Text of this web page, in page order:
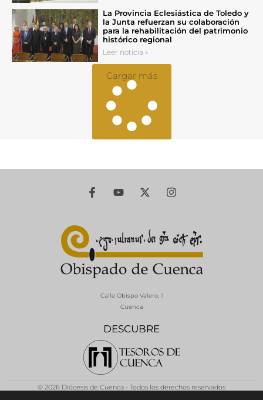
La Provincia Eclesiástica de Toledo y
la Junta refuerzan su colaboración
para la rehabilitación del patrimonio
histórico regional
Leer noticia »
Cargar más
DESCUBRE
Calle Obispo Valero, 1
Cuenca
© 2026 Diócesis de Cuenca - Todos los derechos reservados